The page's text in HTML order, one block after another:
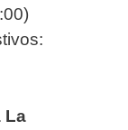
La